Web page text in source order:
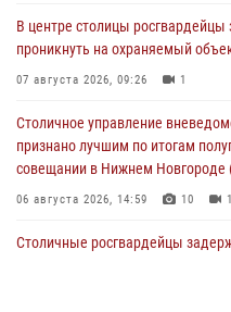
В центре столицы
проникнуть на охраняемый
07 августа 2026, 09:26 1
Столичное управление
признано лучшим по итогам
совещании в Нижнем Новгороде
06 августа 2026, 14:59 10 1
Столичные росгвардейцы